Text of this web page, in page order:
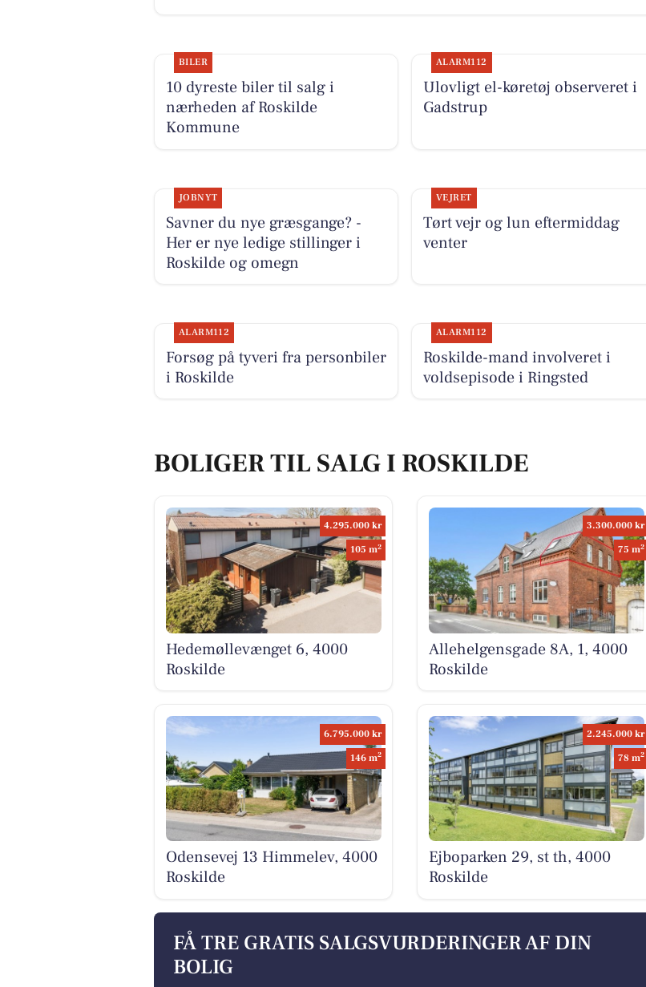
BILER
10 dyreste biler til salg i
nærheden af Roskilde
Kommune
ALARM112
Ulovligt el-køretøj observeret i
Gadstrup
JOBNYT
Savner du nye græsgange? -
Her er nye ledige stillinger i
Roskilde og omegn
VEJRET
Tørt vejr og lun eftermiddag
venter
ALARM112
Forsøg på tyveri fra personbiler
i Roskilde
ALARM112
Roskilde-mand involveret i
voldsepisode i Ringsted
BOLIGER TIL SALG I ROSKILDE
4.295.000 kr
105 m2
Hedemøllevænget 6, 4000
Roskilde
3.300.000 kr
75 m2
Allehelgensgade 8A, 1, 4000
Roskilde
6.795.000 kr
146 m2
Odensevej 13 Himmelev, 4000
Roskilde
2.245.000 kr
78 m2
Ejboparken 29, st th, 4000
Roskilde
FÅ TRE GRATIS SALGSVURDERINGER AF DIN
BOLIG